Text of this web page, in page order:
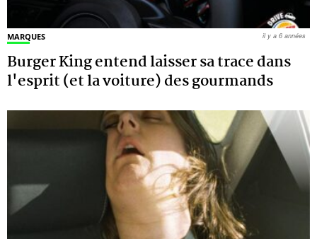
MARQUES
Burger King entend laisser sa trace dans
l'esprit (et la voiture) des gourmands
il y a 6 années